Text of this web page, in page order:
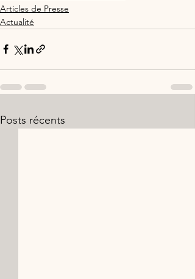
Articles de Presse
Actualité
Posts récents